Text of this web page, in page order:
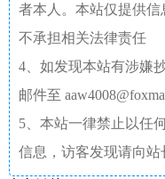
者本人。本站仅提供信
不承担相关法律责任
4、如发现本站有涉嫌
邮件至
5、本站一律禁止以任
信息，访客发现请向站